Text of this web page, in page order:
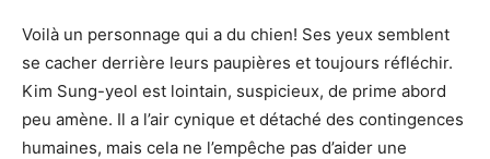
Voilà un personnage qui a du chien! Ses yeux semblent
se cacher derrière leurs paupières et toujours réfléchir.
Kim Sung-yeol est lointain, suspicieux, de prime abord
peu amène. Il a l’air cynique et détaché des contingences
humaines, mais cela ne l’empêche pas d’aider une